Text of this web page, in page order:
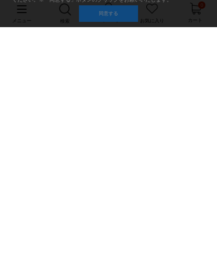
メニュー 検索 お気に入り
0
カート
同意する